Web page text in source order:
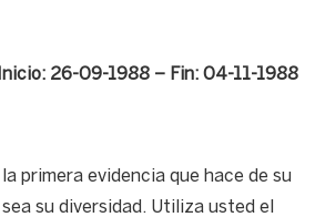
Inicio: 26-09-1988 – Fin: 04-11-1988
primera evidencia que hace de su
su diversidad. Utiliza usted el